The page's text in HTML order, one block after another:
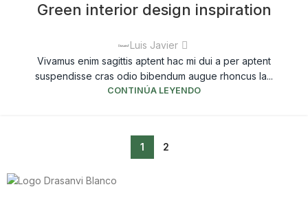
Green interior design inspiration
Luis Javier
Vivamus enim sagittis aptent hac mi dui a per aptent
suspendisse cras odio bibendum augue rhoncus la...
CONTINÚA LEYENDO
1 2